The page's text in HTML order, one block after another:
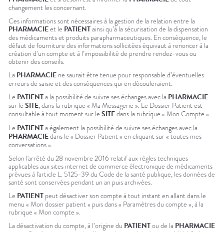
changement les concernant.
Ces informations sont nécessaires à la gestion de la relation entre la
PHARMACIEet le PATIENTainsi qu’à la sécurisation de la dispensation
des médicaments et produits parapharmaceutiques. En conséquence, le
défaut de fourniture des informations sollicitées équivaut à renoncer à la
création d’un compte et à l’impossibilité de prendre rendez-vous ou
obtenir des conseils.
La PHARMACIE ne saurait être tenue pour responsable d’éventuelles
erreurs de saisie et des conséquences qui en découleraient.
Le PATIENTa la possibilité de suivre ses échanges avec la PHARMACIE
sur le SITE, dans la rubrique « Ma Messagerie ». Le Dossier Patient est
consultable à tout moment sur le SITEdans la rubrique « Mon Compte ».
Le PATIENTa également la possibilité de suivre ses échanges avec la
PHARMACIEdans le « Dossier Patient » en cliquant sur « toutes mes
conversations ».
Selon l'arrêté du 28 novembre 2016 relatif aux règles techniques
applicables aux sites internet de commerce électronique de médicaments
prévues à l'article L. 5125-39 du Code de la santé publique, les données de
santé sont conservées pendant un an puis archivées.
Le PATIENT peut désactiver son compte à tout instant en allant dans le
menu « Mon dossier patient » puis dans « Paramètres du compte », à la
rubrique « Mon compte ».
La désactivation du compte, à l’origine du PATIENTou de la PHARMACIE